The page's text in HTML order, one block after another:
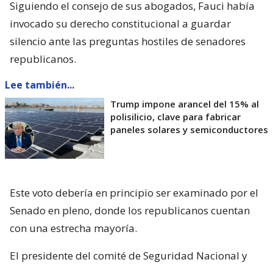
Siguiendo el consejo de sus abogados, Fauci había
invocado su derecho constitucional a guardar
silencio ante las preguntas hostiles de senadores
republicanos.
Lee también...
Trump impone arancel del 15% al
polisilicio, clave para fabricar
paneles solares y semiconductores
Este voto debería en principio ser examinado por el
Senado en pleno, donde los republicanos cuentan
con una estrecha mayoría.
El presidente del comité de Seguridad Nacional y